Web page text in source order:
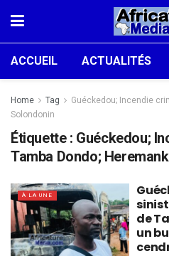
ACCUEIL ACTUALITÉS
Home Tag
Guéckedou; Incendie
Solondonin
Étiquette : Guéckedou;
Tamba Dondo;
À LA UNE
de
un